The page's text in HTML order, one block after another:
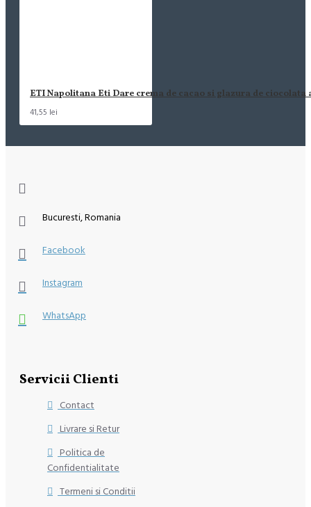
ETI Napolitana Eti Dare crema de cacao si glazura de ciocolata
41,55 lei
Bucuresti, Romania
Facebook
Instagram
WhatsApp
Servicii Clienti
Contact
Livrare si Retur
Politica de
Confidentialitate
Termeni si Conditii